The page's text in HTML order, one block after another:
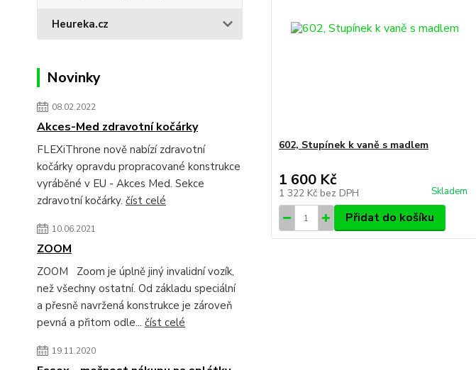
Heureka.cz
Novinky
08.02.2022
Akces-Med zdravotní kočárky
FLEXiThrone nově nabízí zdravotní
kočárky opravdu propracované konstrukce
vyráběné v EU - Akces Med. Sekce
zdravotní kočárky. číst celé
10.06.2021
ZOOM
ZOOM Zoom je úplně jiný invalidní vozík,
než všechny ostatní. Od základu speciální
a přesně navržená konstrukce je zároveň
pevná a přitom odle... číst celé
19.11.2020
602, Stupínek k vaně s madlem
1 600 Kč
1 322 Kč bez DPH Skladem
Přidat do košíku